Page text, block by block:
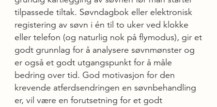
tilpassede tiltak. Søvn­dagbok eller elektronisk
registering av søvn i én til to uker ved klokke
eller telefon (og naturlig nok på flymodus), gir et
godt grunnlag for å analysere søvnmønster og
er også et godt utgangspunkt for å måle
bedring over tid. God motivasjon for den
krevende atferdsendringen en søvnbehandling
er, vil være en forutsetning for et godt